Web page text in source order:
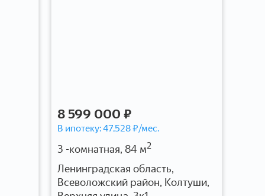
8 599 000 ₽
В ипотеку:47,528₽/мес.
3 -комнатная, 84 м2
Ленинградская область,
Всеволожский район, Колтуши,